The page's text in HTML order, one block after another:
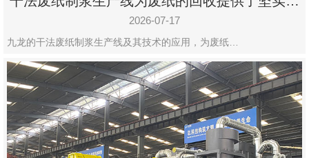
保障
2026-07-17
九龙的干法废纸制浆生产线及其技术的应用，为废纸…